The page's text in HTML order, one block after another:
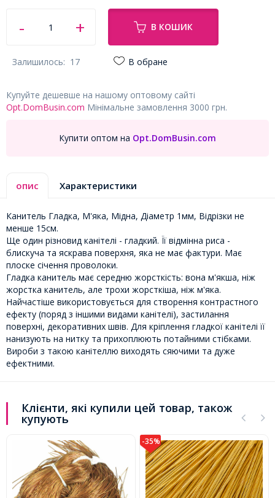
В КОШИК
Залишилось: 17 В обране
Купуйте дешевше на нашому оптовому сайті
Opt.DomBusin.com Мінімальне замовлення 3000 грн.
Купити оптом на Opt.DomBusin.com
опис Характеристики
Канитель Гладка, М'яка, Мідна, Діаметр 1мм, Відрізки не
менше 15см.
Ще один різновид канітелі - гладкий. Її відмінна риса -
блискуча та яскрава поверхня, яка не має фактури. Має
плоске січення проволоки.
Гладка канитель має середню жорсткість: вона м'якша, ніж
жорстка канитель, але трохи жорсткіша, ніж м'яка.
Найчастіше використовується для створення контрастного
ефекту (поряд з іншими видами канітелі), застилання
поверхні, декоративних швів. Для кріплення гладкої канітелі її
нанизують на нитку та прихоплюють потайними стібками.
Вироби з такою канітеллю виходять сяючими та дуже
ефектними.
Клієнти, які купили цей товар, також
купують
-35%